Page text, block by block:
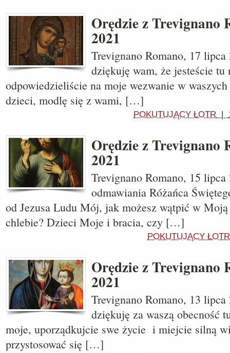
Orędzie z Trevignano
2021
Trevignano Romano, 17
dziękuję wam, że jesteście
odpowiedzieliście na moje wezwanie w
dzieci, modlę się z wami, […]
POKUTUJĄCY ŁOTR |
Orędzie z Trevignano
2021
Trevignano Romano, 15 lipca
odmawiania Różańca
od Jezusa Ludu Mój, jak możesz wątpić w
chlebie? Dzieci Moje i bracia, czy […]
POKUTUJĄCY ŁOTR
Orędzie z Trevignano
2021
Trevignano Romano, 13
dziękuję za waszą obecność
moje, uporządkujcie swe życie i miejcie silną
przystosować się […]